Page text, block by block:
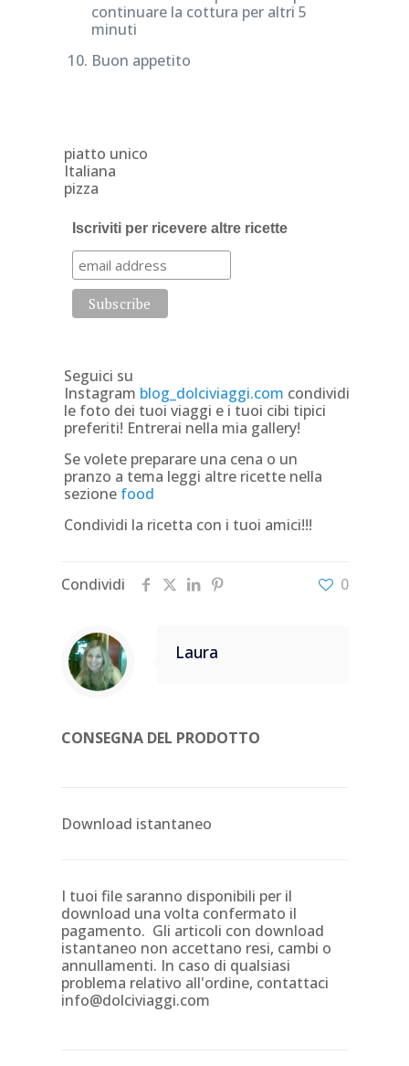
continuare la cottura per altri 5
minuti
Buon appetito
piatto unico
Italiana
pizza
Iscriviti per ricevere altre ricette
Seguici su
Instagram blog_dolciviaggi.com condividi
le foto dei tuoi viaggi e i tuoi cibi tipici
preferiti! Entrerai nella mia gallery!
Se volete preparare una cena o un
pranzo a tema leggi altre ricette nella
sezione food
Condividi la ricetta con i tuoi amici!!!
Condividi 0
Laura
CONSEGNA DEL PRODOTTO
Download istantaneo
I tuoi file saranno disponibili per il
download una volta confermato il
pagamento. Gli articoli con download
istantaneo non accettano resi, cambi o
annullamenti. In caso di qualsiasi
problema relativo all'ordine, contattaci
info@dolciviaggi.com